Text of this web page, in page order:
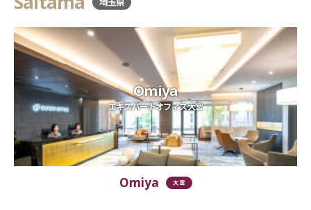
Omiya
エキスパートオフィス大宮
Omiya 大宮